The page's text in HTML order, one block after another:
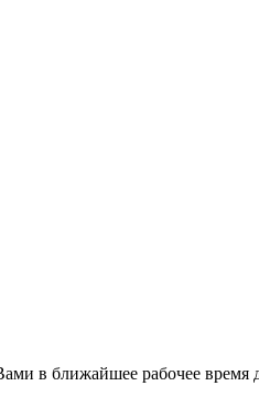
в ближайшее рабочее время